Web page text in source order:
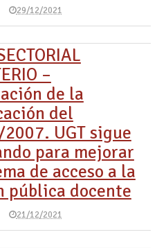
29/12/2021
–
de la
del
2007. UGT sigue
para mejorar
de acceso a la
pública docente
21/12/2021